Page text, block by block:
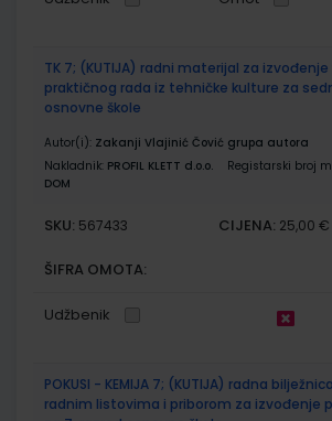
TK 7; (KUTIJA) radni materijal za izvođenje
praktičnog rada iz tehničke kulture za
osnovne škole
Autor(i): Zakanji Vlajinić Čović grupa autora
Nakladnik: PROFIL KLETT d.o.o. Registarski broj
DOM
SKU: 567433 CIJENA: 25,00 €
ŠIFRA OMOTA:
Udžbenik
POKUSI - KEMIJA 7; (KUTIJA) radna
radnim listovima i priborom za izvođenje